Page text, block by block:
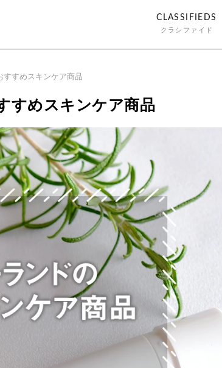
CLASSIFIEDS
クラシファイド
すめスキンケア商品
すめスキンケア商品